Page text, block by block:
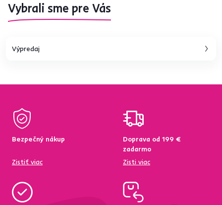
Vybrali sme pre Vás
Výpredaj
Bezpečný nákup
Zistiť viac
Doprava od 199 €
zadarmo
Zisti viac